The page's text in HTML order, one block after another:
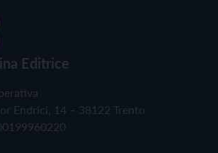
Editrice
Endrici, 14 – 38122 Trento